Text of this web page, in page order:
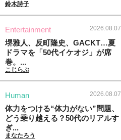
鈴木詩子
Entertainment 2026.08.07
堺雅人、反町隆史、GACKT…夏
ドラマを「50代イケオジ」が席
巻。...
こじらぶ
Human 2026.08.07
体力をつける“体力がない”問題、
どう乗り越える？50代のリアルす
ぎ...
まなたろう